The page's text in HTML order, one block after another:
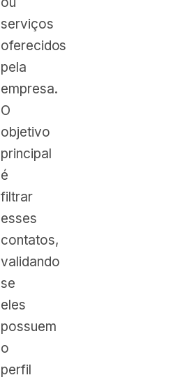
serviços
oferecidos
pela
empresa.
O
objetivo
principal
é
filtrar
esses
contatos,
validando
se
eles
possuem
o
perfil